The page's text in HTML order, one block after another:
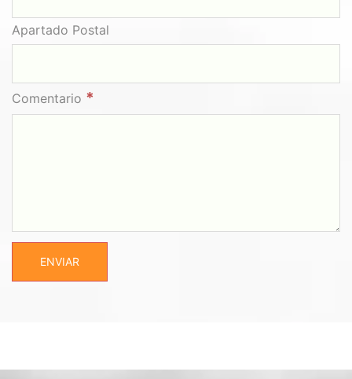
Apartado Postal
Comentario *